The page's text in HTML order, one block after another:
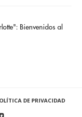
Bienvenidos al
DE PRIVACIDAD